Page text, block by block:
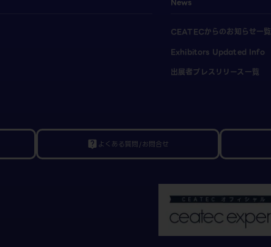
CEATECからのお知らせ一覧
Exhibitors Updated Info
出展者プレスリリース一覧
live_help よくある質問/お問合せ